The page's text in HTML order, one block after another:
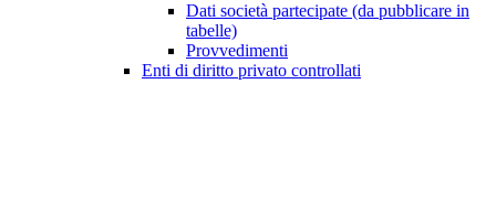
Dati società partecipate (da pubblicare in
tabelle)
Provvedimenti
Enti di diritto privato controllati